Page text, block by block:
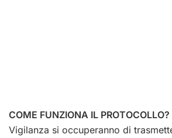
COME FUNZIONA IL PROTOCOLLO?
Vigilanza si occuperanno di